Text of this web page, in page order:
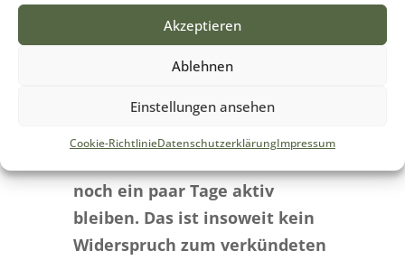
Akzeptieren
Ablehnen
Einstellungen ansehen
Cookie-RichtlinieDatenschutzerklärungImpressum
Abstimmung mit dem
betroffenen Personenkreis und
dem Karlsruher Einzelhandel
Aus organisatorischen Gründen
noch ein paar Tage aktiv
bleiben. Das ist insoweit kein
Widerspruch zum verkündeten